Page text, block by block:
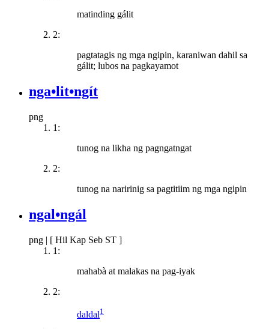
matinding gálit
2:
pagtatagis ng mga ngipin, karaniwan dahil sa
gálit; lubos na pagkayamot
nga•lit•ngít
png
1:
tunog na likha ng pagngatngat
2:
tunog na naririnig sa pagtitiim ng mga ngipin
ngal•ngál
png | [ Hil Kap Seb ST ]
1:
mahabà at malakas na pag-iyak
2:
daldal1